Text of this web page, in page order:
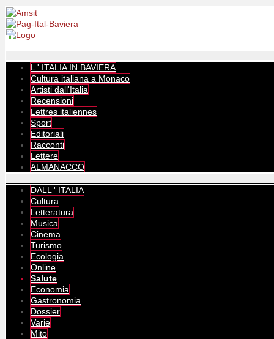
L ' ITALIA IN BAVIERA
Cultura italiana a Monaco
Artisti dall'Italia
Recensioni
Lettres italiennes
Sport
Editoriali
Racconti
Lettere
ALMANACCO
DALL ' ITALIA
Cultura
Letteratura
Musica
Cinema
Turismo
Ecologia
Online
Salute
Economia
Gastronomia
Dossier
Varie
Mito